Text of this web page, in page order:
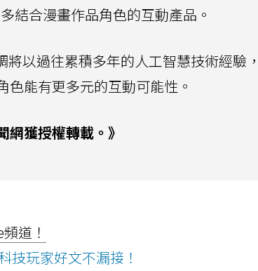
結合漫畫作品角色的互動產品。
將以過往累積多年的人工智慧技術經驗
能有更多元的互動可能性。
網獲授權轉載。》
道！
技玩家好文不漏接！